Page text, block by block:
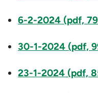
6-2-2024 (pdf,
30-1-2024 (pdf,
23-1-2024 (pdf,